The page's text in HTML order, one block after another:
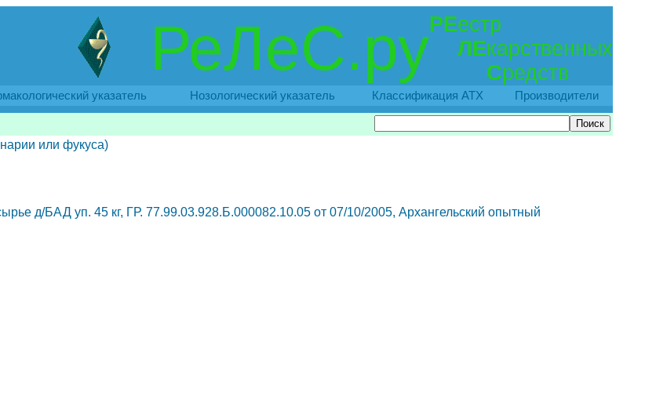
РеЛеС.руРЕестр
ЛЕкарственных
Средств
указатель Нозологический указатель Классификация АТХ Производители
или фукуса)
д/БАД уп. 45 кг, ГР. 77.99.03.928.Б.000082.10.05 от 07/10/2005, Архангельский опытный